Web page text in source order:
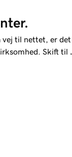
vej til nettet, er
Skift til